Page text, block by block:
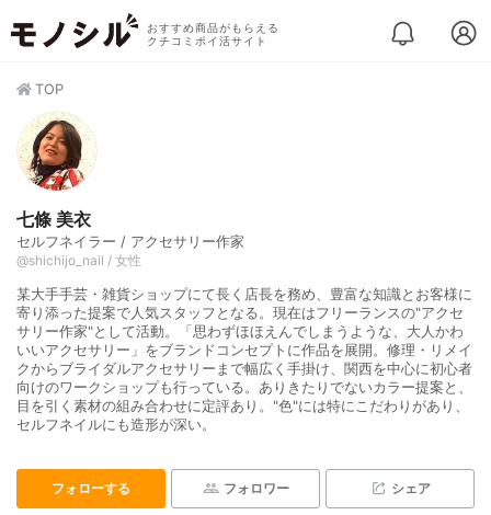
おすすめ商品がもらえる
クチコミポイ活サイト
TOP
七條 美衣
セルフネイラー / アクセサリー作家
@shichijo_nail / 女性
某大手手芸・雑貨ショップにて長く店長を務め、豊富な知識とお客様に
寄り添った提案で人気スタッフとなる。現在はフリーランスの"アクセ
サリー作家"として活動。「思わずほほえんでしまうような、大人かわ
いいアクセサリー」をブランドコンセプトに作品を展開。修理・リメイ
クからブライダルアクセサリーまで幅広く手掛け、関西を中心に初心者
向けのワークショップも行っている。ありきたりでないカラー提案と、
目を引く素材の組み合わせに定評あり。"色"には特にこだわりがあり、
セルフネイルにも造形が深い。
フォローする フォロワー シェア